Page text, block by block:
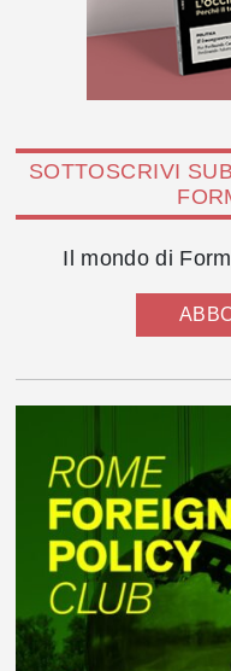
SOTTOSCRIVI
Il mondo di